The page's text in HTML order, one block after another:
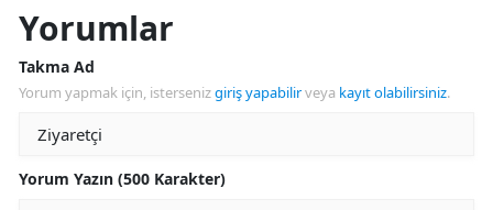
Yorumlar
Takma Ad
Yorum yapmak için, istersenizgiriş yapabilirveya kayıt olabilirsiniz.
Yorum Yazın (500 Karakter)